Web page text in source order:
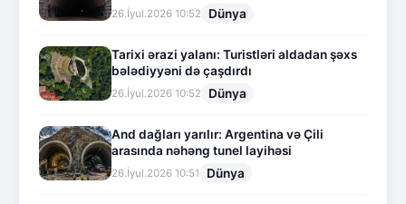
26.İyul.2026 10:52 Dünya
Tarixi ərazi yalanı: Turistləri aldadan şəxs
bələdiyyəni də çaşdırdı
26.İyul.2026 10:52 Dünya
And dağları yarılır: Argentina və Çili
arasında nəhəng tunel layihəsi
26.İyul.2026 10:51 Dünya